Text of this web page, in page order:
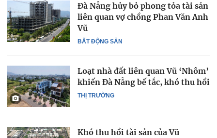
BẤT ĐỘNG SẢN
Đà Nẵng hủy bỏ phong tỏa tài sản
liên quan vợ chồng Phan Văn Anh
Vũ
THỊ TRƯỜNG
Loạt nhà đất liên quan Vũ ‘Nhôm’
khiến Đà Nẵng bế tắc, khó thu hồi
Khó thu hồi tài sản của Vũ